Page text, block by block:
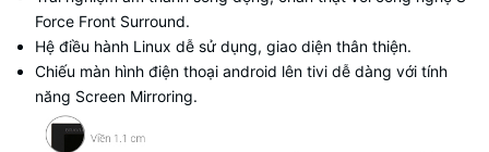
Force Front Surround.
Hệ điều hành Linux dễ sử dụng, giao diện thân thiện.
Chiếu màn hình điện thoại android lên tivi dễ dàng với tính
năng Screen Mirroring.